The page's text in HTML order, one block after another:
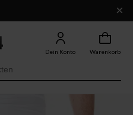
Dein Konto Warenkorb
×